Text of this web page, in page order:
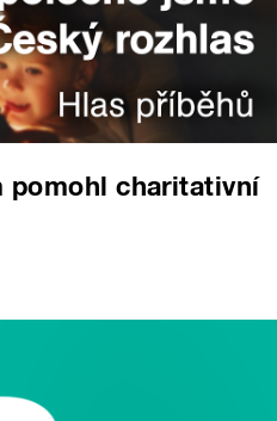
pomohl charitativní